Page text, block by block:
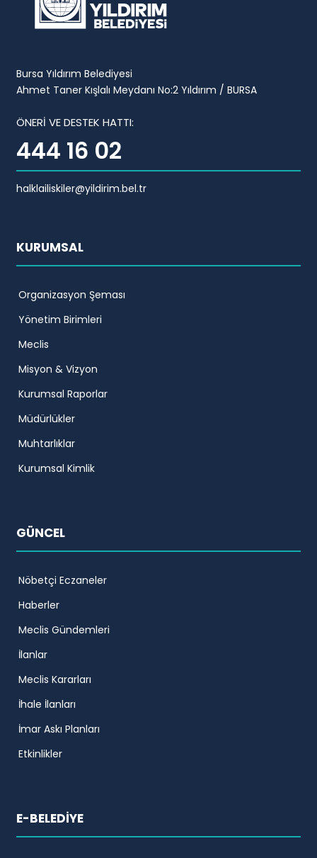
Bursa Yıldırım Belediyesi
Ahmet Taner Kışlalı Meydanı No:2 Yıldırım / BURSA
ÖNERİ VE DESTEK HATTI:
444 16 02
halklailiskiler@yildirim.bel.tr
KURUMSAL
Organizasyon Şeması
Yönetim Birimleri
Meclis
Misyon & Vizyon
Kurumsal Raporlar
Müdürlükler
Muhtarlıklar
Kurumsal Kimlik
GÜNCEL
Nöbetçi Eczaneler
Haberler
Meclis Gündemleri
İlanlar
Meclis Kararları
İhale İlanları
İmar Askı Planları
Etkinlikler
E-BELEDİYE